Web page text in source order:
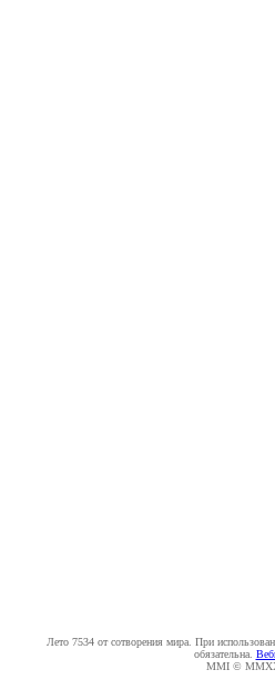
Лето 7534 от сотворения мира. При
обязательна.
MMI ©